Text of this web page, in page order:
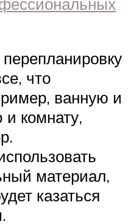
что
ванную и
комнату,
материал,
казаться